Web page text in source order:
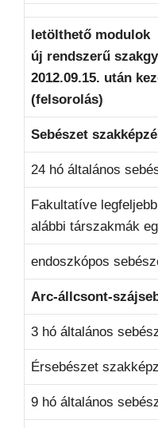
letölthető modulok
új rendszerű
2012.09.15. után
(felsorolás)
Sebészet
24 hó általános
Fakultatíve
alábbi társzakmák
endoszkópos
Arc-állcsont-
3 hó általános
Érsebészet
9 hó általános